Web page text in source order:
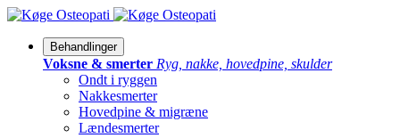
Behandlinger
Voksne & smerter Ryg, nakke, hovedpine, skulder
Ondt i ryggen
Nakkesmerter
Hovedpine & migræne
Lændesmerter